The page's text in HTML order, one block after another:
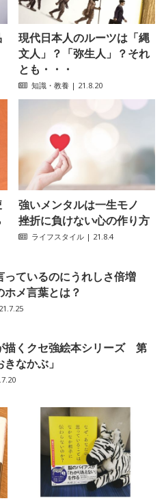
現代日本人のルーツは「縄
文人」？「弥生人」？それ
とも・・・
知識・教養 | 21.8.20
強いメンタルは一生モノ
挫折に負けない心の作り方
ライフスタイル | 21.8.4
っているのにうれしさ倍増
ホメ言葉とは？
くクセ強絵本シリーズ 第
なかぶ」